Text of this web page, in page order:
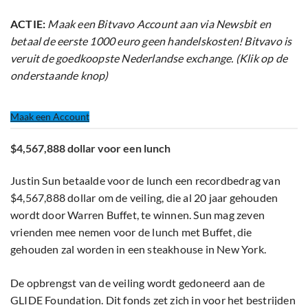
ACTIE: Maak een Bitvavo Account aan via Newsbit en
betaal de eerste 1000 euro geen handelskosten! Bitvavo is
veruit de goedkoopste Nederlandse exchange. (Klik op de
onderstaande knop)
Maak een Account
$4,567,888 dollar voor een lunch
Justin Sun betaalde voor de lunch een recordbedrag van
$4,567,888 dollar om de veiling, die al 20 jaar gehouden
wordt door Warren Buffet, te winnen. Sun mag zeven
vrienden mee nemen voor de lunch met Buffet, die
gehouden zal worden in een steakhouse in New York.
De opbrengst van de veiling wordt gedoneerd aan de
GLIDE Foundation. Dit fonds zet zich in voor het bestrijden